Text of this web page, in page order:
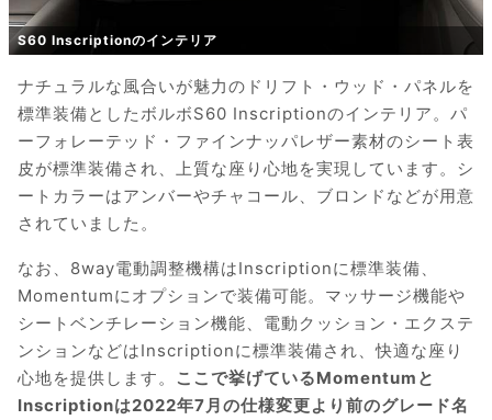
S60 Inscriptionのインテリア
ナチュラルな風合いが魅力のドリフト・ウッド・パネルを
標準装備としたボルボS60 Inscriptionのインテリア。パ
ーフォレーテッド・ファインナッパレザー素材のシート表
皮が標準装備され、上質な座り心地を実現しています。シ
ートカラーはアンバーやチャコール、ブロンドなどが用意
されていました。
なお、8way電動調整機構はInscriptionに標準装備、
Momentumにオプションで装備可能。マッサージ機能や
シートベンチレーション機能、電動クッション・エクステ
ンションなどはInscriptionに標準装備され、快適な座り
心地を提供します。 ここで挙げているMomentumと
Inscriptionは2022年7月の仕様変更より前のグレード名